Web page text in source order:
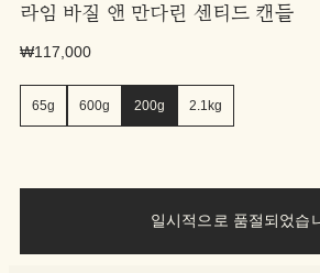
라임 바질 앤 만다린 센티드 캔들
₩117,000
65g 600g 200g 2.1kg
일시적으로 품절되었습